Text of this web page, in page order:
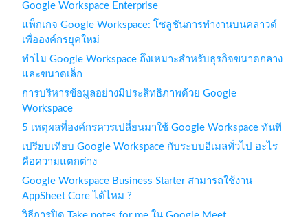
Google Workspace Enterprise
แพ็กเกจ Google Workspace: โซลูชันการทำงานบนคลาวด์
เพื่อองค์กรยุคใหม่
ทำไม Google Workspace ถึงเหมาะสำหรับธุรกิจขนาดกลาง
และขนาดเล็ก
การบริหารข้อมูลอย่างมีประสิทธิภาพด้วย Google
Workspace
5 เหตุผลที่องค์กรควรเปลี่ยนมาใช้ Google Workspace ทันที
เปรียบเทียบ Google Workspace กับระบบอีเมลทั่วไป อะไร
คือความแตกต่าง
Google Workspace Business Starter สามารถใช้งาน
AppSheet Core ได้ไหม ?